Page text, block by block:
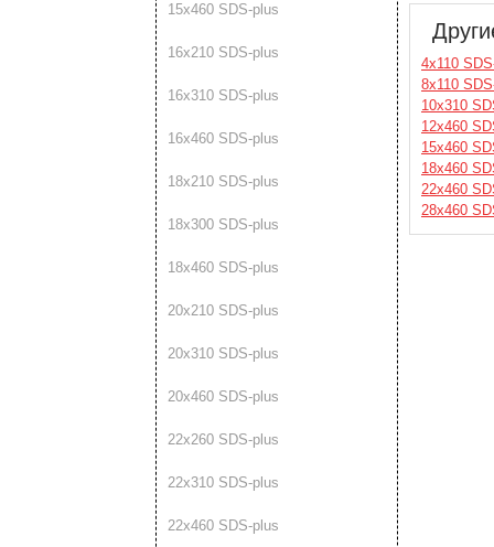
15х460 SDS-plus
16х210 SDS-plus
16х310 SDS-plus
16х460 SDS-plus
18х210 SDS-plus
18х300 SDS-plus
18х460 SDS-plus
20х210 SDS-plus
20х310 SDS-plus
20х460 SDS-plus
22х260 SDS-plus
22х310 SDS-plus
22х460 SDS-plus
4х110
8х110
10х310
12х460
15х460
18х460
22х460
28х460